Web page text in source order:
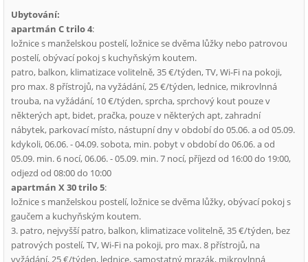
Ubytování:
apartmán C trilo 4:
ložnice s manželskou postelí, ložnice se dvěma lůžky nebo patrovou
postelí, obývací pokoj s kuchyňským koutem.
patro, balkon, klimatizace volitelně, 35 €/týden, TV, Wi-Fi na pokoji,
pro max. 8 přístrojů, na vyžádání, 25 €/týden, lednice, mikrovlnná
trouba, na vyžádání, 10 €/týden, sprcha, sprchový kout pouze v
některých apt, bidet, pračka, pouze v některých apt, zahradní
nábytek, parkovací místo, nástupní dny v období do 05.06. a od 05.09.
kdykoli, 06.06. - 04.09. sobota, min. pobyt v období do 06.06. a od
05.09. min. 6 nocí, 06.06. - 05.09. min. 7 nocí, příjezd od 16:00 do 19:00,
odjezd od 08:00 do 10:00
apartmán X 30 trilo 5:
ložnice s manželskou postelí, ložnice se dvěma lůžky, obývací pokoj s
gaučem a kuchyňským koutem.
3. patro, nejvyšší patro, balkon, klimatizace volitelně, 35 €/týden, bez
patrových postelí, TV, Wi-Fi na pokoji, pro max. 8 přístrojů, na
vyžádání, 25 €/týden, lednice, samostatný mrazák, mikrovlnná